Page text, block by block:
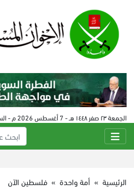
الجمعة ٢٣ صفر ١٤٤٨ هـ - 7 أغسطس 2026 م - الساعة 03:51 م
الرئيسية » أمة واحدة » فلسطين الآن